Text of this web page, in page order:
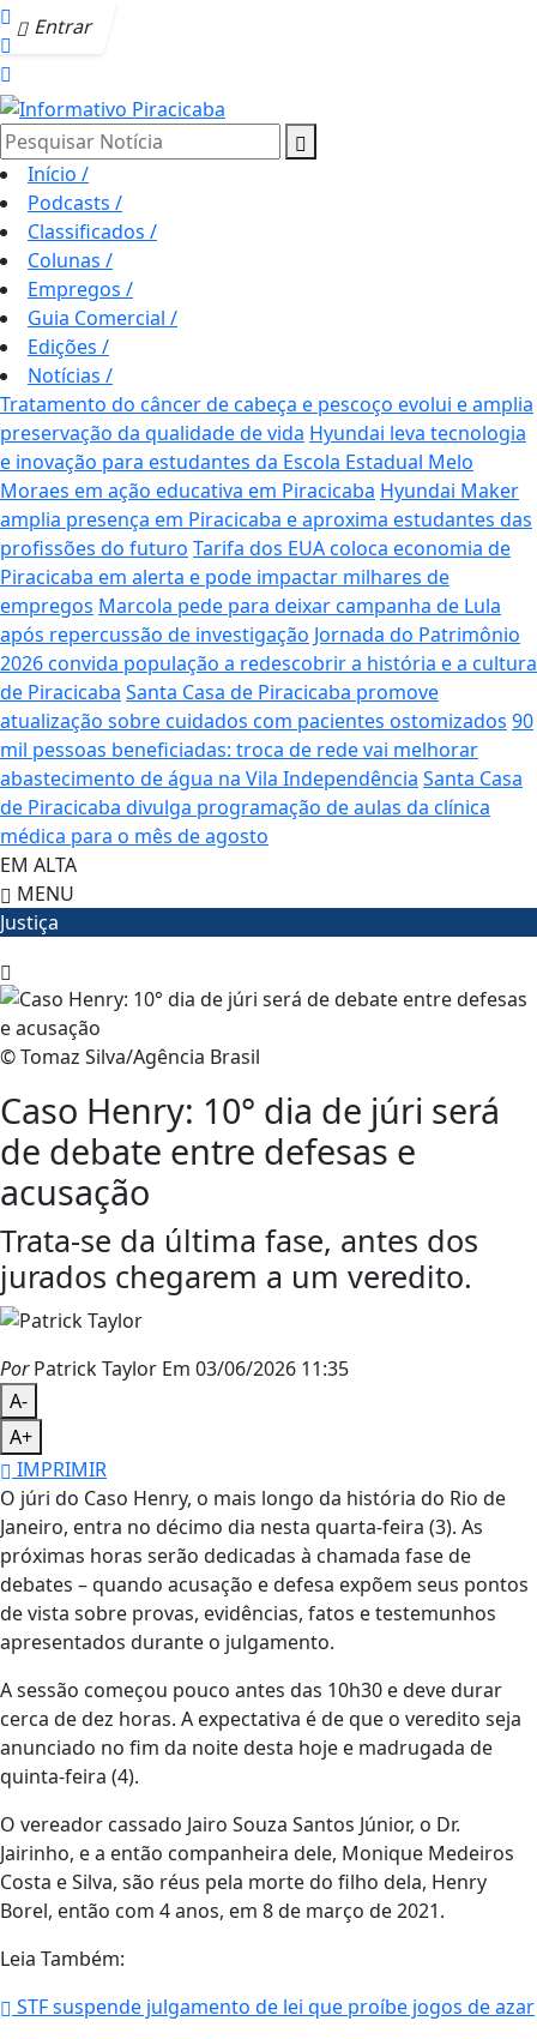
Entrar
Pesquisar Notícia
Início /
Podcasts /
Classificados /
Colunas /
Empregos /
Guia Comercial /
Edições /
Notícias /
Tratamento do câncer de cabeça e pescoço evolui e amplia
preservação da qualidade de vida Hyundai leva tecnologia
e inovação para estudantes da Escola Estadual Melo
Moraes em ação educativa em Piracicaba Hyundai Maker
amplia presença em Piracicaba e aproxima estudantes das
profissões do futuro Tarifa dos EUA coloca economia de
Piracicaba em alerta e pode impactar milhares de
empregos Marcola pede para deixar campanha de Lula
após repercussão de investigação Jornada do Patrimônio
2026 convida população a redescobrir a história e a cultura
de Piracicaba Santa Casa de Piracicaba promove
atualização sobre cuidados com pacientes ostomizados 90
mil pessoas beneficiadas: troca de rede vai melhorar
abastecimento de água na Vila Independência Santa Casa
de Piracicaba divulga programação de aulas da clínica
médica para o mês de agosto
EM ALTA
MENU
Justiça
© Tomaz Silva/Agência Brasil
Caso Henry: 10° dia de júri será
de debate entre defesas e
acusação
Trata-se da última fase, antes dos
jurados chegarem a um veredito.
PorPatrick Taylor Em 03/06/2026 11:35
A-
A+
IMPRIMIR
O júri do Caso Henry, o mais longo da história do Rio de
Janeiro, entra no décimo dia nesta quarta-feira (3). As
próximas horas serão dedicadas à chamada fase de
debates – quando acusação e defesa expõem seus pontos
de vista sobre provas, evidências, fatos e testemunhos
apresentados durante o julgamento.
A sessão começou pouco antes das 10h30 e deve durar
cerca de dez horas. A expectativa é de que o veredito seja
anunciado no fim da noite desta hoje e madrugada de
quinta-feira (4).
O vereador cassado Jairo Souza Santos Júnior, o Dr.
Jairinho, e a então companheira dele, Monique Medeiros
Costa e Silva, são réus pela morte do filho dela, Henry
Borel, então com 4 anos, em 8 de março de 2021.
Leia Também:
STF suspende julgamento de lei que proíbe jogos de azar